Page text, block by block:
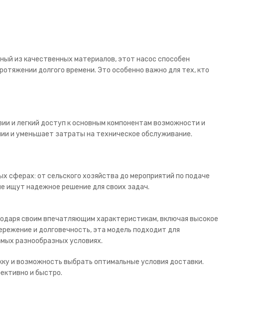
из качественных материалов, этот насос способен
долгого времени. Это особенно важно для тех, кто
и легкий доступ к основным компонентам возможности и
и уменьшает затраты на техническое обслуживание.
сферах: от сельского хозяйства до мероприятий по подаче
ищут надежное решение для своих задач.
своим впечатляющим характеристикам, включая высокое
и долговечность, эта модель подходит для
разнообразных условиях.
и возможность выбрать оптимальные условия доставки.
и быстро.